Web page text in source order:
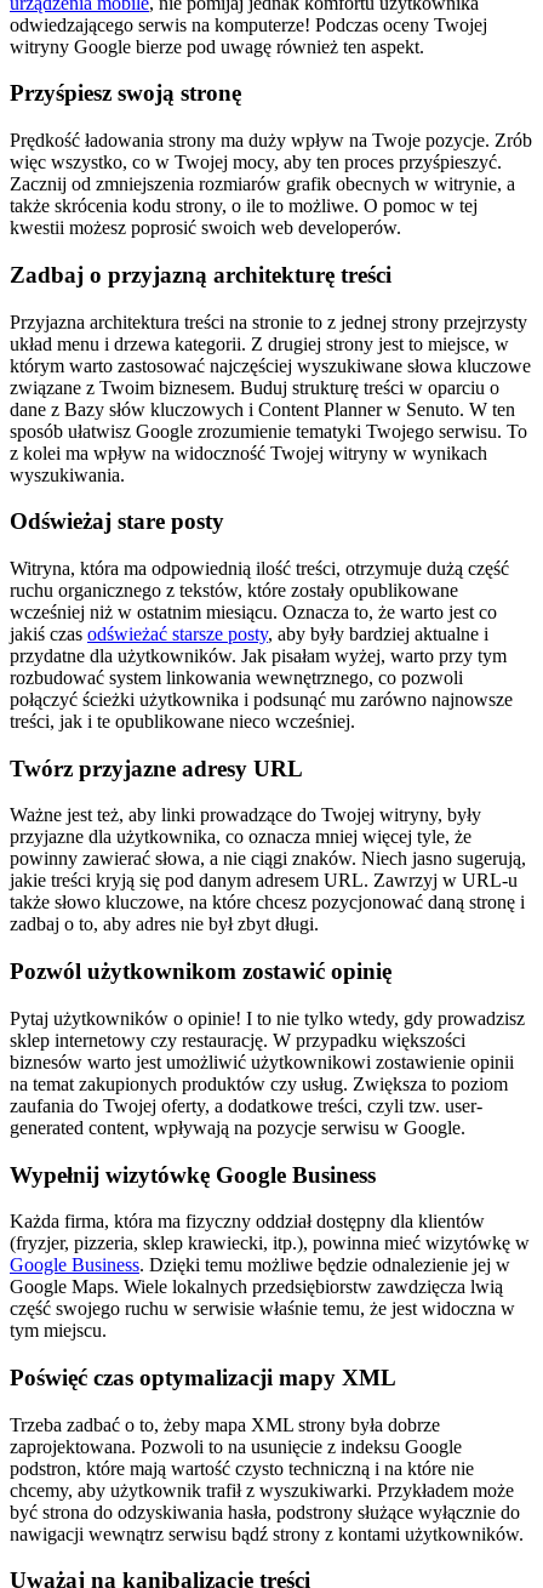
odwiedzającego serwis na komputerze! Podczas oceny Twojej
witryny Google bierze pod uwagę również ten aspekt.
Przyśpiesz swoją stronę
Prędkość ładowania strony ma duży wpływ na Twoje pozycje. Zrób
więc wszystko, co w Twojej mocy, aby ten proces przyśpieszyć.
Zacznij od zmniejszenia rozmiarów grafik obecnych w witrynie, a
także skrócenia kodu strony, o ile to możliwe. O pomoc w tej
kwestii możesz poprosić swoich web developerów.
Zadbaj o przyjazną architekturę treści
Przyjazna architektura treści na stronie to z jednej strony przejrzysty
układ menu i drzewa kategorii. Z drugiej strony jest to miejsce, w
którym warto zastosować najczęściej wyszukiwane słowa kluczowe
związane z Twoim biznesem. Buduj strukturę treści w oparciu o
dane z Bazy słów kluczowych i Content Planner w Senuto. W ten
sposób ułatwisz Google zrozumienie tematyki Twojego serwisu. To
z kolei ma wpływ na widoczność Twojej witryny w wynikach
wyszukiwania.
Odświeżaj stare posty
Witryna, która ma odpowiednią ilość treści, otrzymuje dużą część
ruchu organicznego z tekstów, które zostały opublikowane
wcześniej niż w ostatnim miesiącu. Oznacza to, że warto jest co
jakiś czas odświeżać starsze posty, aby były bardziej aktualne i
przydatne dla użytkowników. Jak pisałam wyżej, warto przy tym
rozbudować system linkowania wewnętrznego, co pozwoli
połączyć ścieżki użytkownika i podsunąć mu zarówno najnowsze
treści, jak i te opublikowane nieco wcześniej.
Twórz przyjazne adresy URL
Ważne jest też, aby linki prowadzące do Twojej witryny, były
przyjazne dla użytkownika, co oznacza mniej więcej tyle, że
powinny zawierać słowa, a nie ciągi znaków. Niech jasno sugerują,
jakie treści kryją się pod danym adresem URL. Zawrzyj w URL-u
także słowo kluczowe, na które chcesz pozycjonować daną stronę i
zadbaj o to, aby adres nie był zbyt długi.
Pozwól użytkownikom zostawić opinię
Pytaj użytkowników o opinie! I to nie tylko wtedy, gdy prowadzisz
sklep internetowy czy restaurację. W przypadku większości
biznesów warto jest umożliwić użytkownikowi zostawienie opinii
na temat zakupionych produktów czy usług. Zwiększa to poziom
zaufania do Twojej oferty, a dodatkowe treści, czyli tzw. user-
generated content, wpływają na pozycje serwisu w Google.
Wypełnij wizytówkę Google Business
Każda firma, która ma fizyczny oddział dostępny dla klientów
(fryzjer, pizzeria, sklep krawiecki, itp.), powinna mieć wizytówkę w
Google Business. Dzięki temu możliwe będzie odnalezienie jej w
Google Maps. Wiele lokalnych przedsiębiorstw zawdzięcza lwią
część swojego ruchu w serwisie właśnie temu, że jest widoczna w
tym miejscu.
Poświęć czas optymalizacji mapy XML
Trzeba zadbać o to, żeby mapa XML strony była dobrze
zaprojektowana. Pozwoli to na usunięcie z indeksu Google
podstron, które mają wartość czysto techniczną i na które nie
chcemy, aby użytkownik trafił z wyszukiwarki. Przykładem może
być strona do odzyskiwania hasła, podstrony służące wyłącznie do
nawigacji wewnątrz serwisu bądź strony z kontami użytkowników.
Uważaj na kanibalizację treści